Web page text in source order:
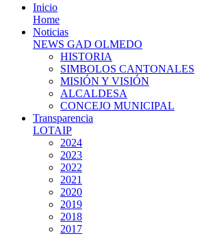
Inicio
Home
Noticias
NEWS GAD OLMEDO
HISTORIA
SIMBOLOS CANTONALES
MISIÓN Y VISIÓN
ALCALDESA
CONCEJO MUNICIPAL
Transparencia
LOTAIP
2024
2023
2022
2021
2020
2019
2018
2017